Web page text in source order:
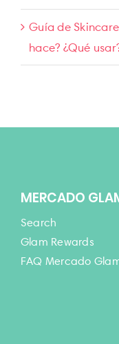
Guía de
hace? ¿Qué
MERCADO
Search
Glam Rewards
FAQ Mercado